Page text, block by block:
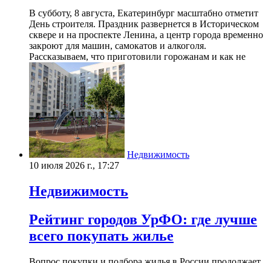
В субботу, 8 августа, Екатеринбург масштабно отметит
День строителя. Праздник развернется в Историческом
сквере и на проспекте Ленина, а центр города временно
закроют для машин, самокатов и алкоголя.
Рассказываем, что приготовили горожанам и как не
Недвижимость
10 июля 2026 г., 17:27
Недвижимость
Рейтинг городов УрФО: где лучше
всего покупать жилье